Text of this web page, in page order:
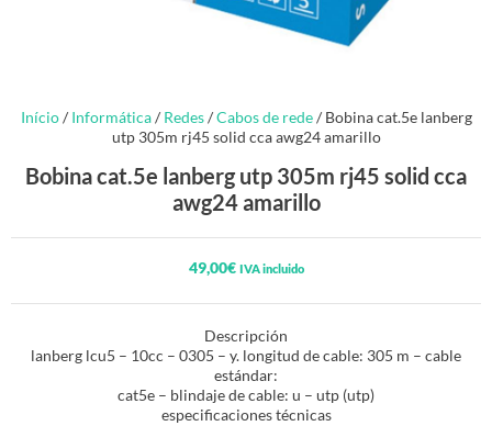
Início/ Informática/ Redes/Cabos de rede/ Bobina cat.5e lanberg
utp 305m rj45 solid cca awg24 amarillo
Bobina cat.5e lanberg utp 305m rj45 solid cca
awg24 amarillo
49,00€ IVA incluido
Descripción
lanberg lcu5 – 10cc – 0305 – y. longitud de cable: 305 m – cable
estándar:
cat5e – blindaje de cable: u – utp (utp)
especificaciones técnicas